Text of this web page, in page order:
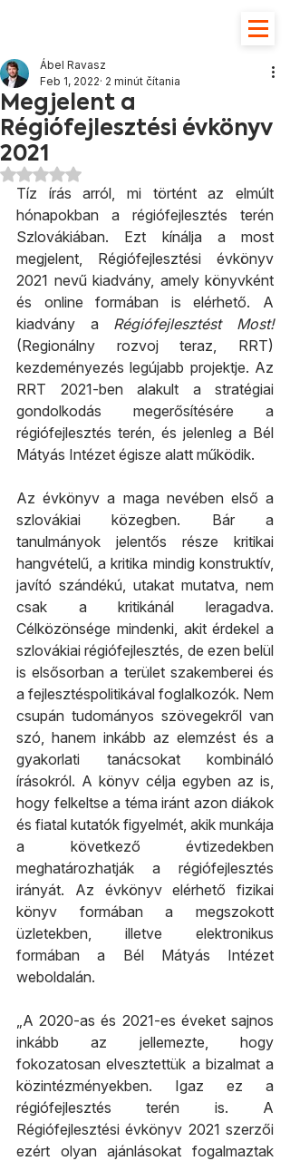
Megjelent a
Régiófejlesztési évkönyv
2021
Ábel Ravasz
Feb 1, 2022 2 minút čítania
Hodnotenie NaN z 5 hviezdičiek.
Tíz írás arról, mi történt az elmúlt
hónapokban a régiófejlesztés terén
Szlovákiában. Ezt kínálja a most
megjelent, Régiófejlesztési évkönyv
2021 nevű kiadvány, amely könyvként
és online formában is elérhető. A
kiadvány a Régiófejlesztést Most!
(Regionálny rozvoj teraz, RRT)
kezdeményezés legújabb projektje. Az
RRT 2021-ben alakult a stratégiai
gondolkodás megerősítésére a
régiófejlesztés terén, és jelenleg a Bél
Mátyás Intézet égisze alatt működik.
Az évkönyv a maga nevében első a
szlovákiai közegben. Bár a
tanulmányok jelentős része kritikai
hangvételű, a kritika mindig konstruktív,
javító szándékú, utakat mutatva, nem
csak a kritikánál leragadva.
Célközönsége mindenki, akit érdekel a
szlovákiai régiófejlesztés, de ezen belül
is elsősorban a terület szakemberei és
a fejlesztéspolitikával foglalkozók. Nem
csupán tudományos szövegekről van
szó, hanem inkább az elemzést és a
gyakorlati tanácsokat kombináló
írásokról. A könyv célja egyben az is,
hogy felkeltse a téma iránt azon diákok
és fiatal kutatók figyelmét, akik munkája
a következő évtizedekben
meghatározhatják a régiófejlesztés
irányát. Az évkönyv elérhető fizikai
könyv formában a megszokott
üzletekben, illetve elektronikus
formában a Bél Mátyás Intézet
weboldalán.
„A 2020-as és 2021-es éveket sajnos
inkább az jellemezte, hogy
fokozatosan elvesztettük a bizalmat a
közintézményekben. Igaz ez a
régiófejlesztés terén is. A
Régiófejlesztési évkönyv 2021 szerzői
ezért olyan ajánlásokat fogalmaztak